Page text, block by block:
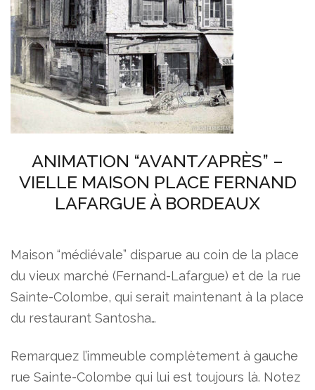
ANIMATION “AVANT/APRÈS” –
VIELLE MAISON PLACE FERNAND
LAFARGUE À BORDEAUX
Maison “médiévale” disparue au coin de la place
du vieux marché (Fernand-Lafargue) et de la rue
Sainte-Colombe, qui serait maintenant à la place
du restaurant Santosha…
Remarquez l’immeuble complètement à gauche
rue Sainte-Colombe qui lui est toujours là. Notez